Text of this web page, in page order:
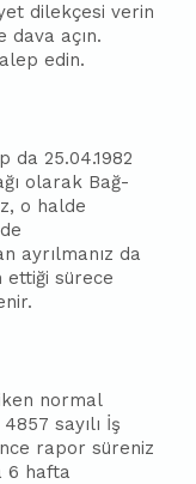
dilekçesi verin
dava açın.
edin.
da 25.04.1982
olarak Bağ-
o halde
ayrılmanız da
ettiği sürece
normal
sayılı İş
rapor süreniz
6 hafta